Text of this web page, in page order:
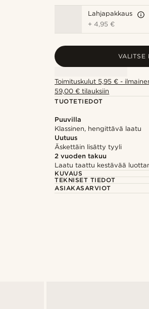
Lahjapakkaus
+4,95 €
VALITSE
Toimituskulut 5,95 € -
59,00 € tilauksiin
TUOTETIEDOT
Puuvilla
Klassinen, hengittävä laatu
Uutuus
Äskettäin lisätty tyyli
2 vuoden takuu
Laatu taattu kestävää
KUVAUS
TEKNISET TIEDOT
ASIAKASARVIOT